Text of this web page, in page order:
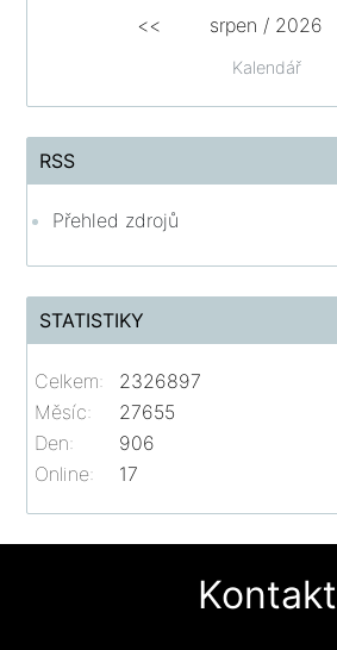
Kalendář
<< srpen / 2026
RSS
Přehled zdrojů
STATISTIKY
Online: 17
Celkem:
2326897
Měsíc:
27655
Den:
906
Kontakt